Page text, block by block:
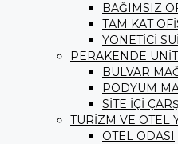
BAĞIMSIZ
TAM KAT
YÖNETİCİ
PERAKENDE
BULVAR
PODYUM
SİTE İÇİ
TURİZM VE OTEL
OTEL ODASI